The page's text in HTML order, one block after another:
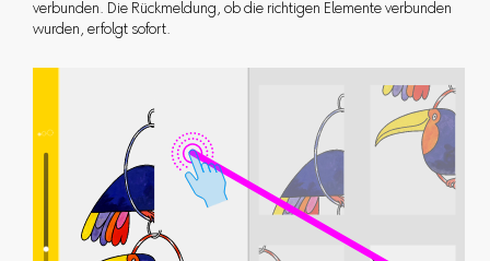
verbunden. Die Rückmeldung, ob die richtigen Elemente verbunden
wurden, erfolgt sofort.